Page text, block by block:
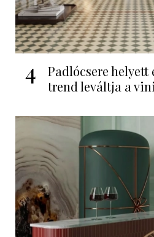
4
Padlócsere helyett
trend leváltja a